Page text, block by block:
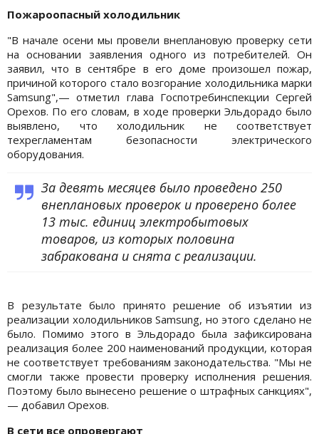
Пожароопасный холодильник
"В начале осени мы провели внеплановую проверку сети
на основании заявления одного из потребителей. Он
заявил, что в сентябре в его доме произошел пожар,
причиной которого стало возгорание холодильника марки
Samsung",— отметил глава Госпотребинспекции Сергей
Орехов. По его словам, в ходе проверки Эльдорадо было
выявлено, что холодильник не соответствует
техрегламентам безопасности электрического
оборудования.
За девять месяцев было проведено 250
внеплановых проверок и проверено более
13 тыс. единиц электробытовых
товаров, из которых половина
забракована и снята с реализации.
В результате было принято решение об изъятии из
реализации холодильников Samsung, но этого сделано не
было. Помимо этого в Эльдорадо была зафиксирована
реализация более 200 наименований продукции, которая
не соответствует требованиям законодательства. "Мы не
смогли также провести проверку исполнения решения.
Поэтому было вынесено решение о штрафных санкциях",
— добавил Орехов.
В сети все опровергают